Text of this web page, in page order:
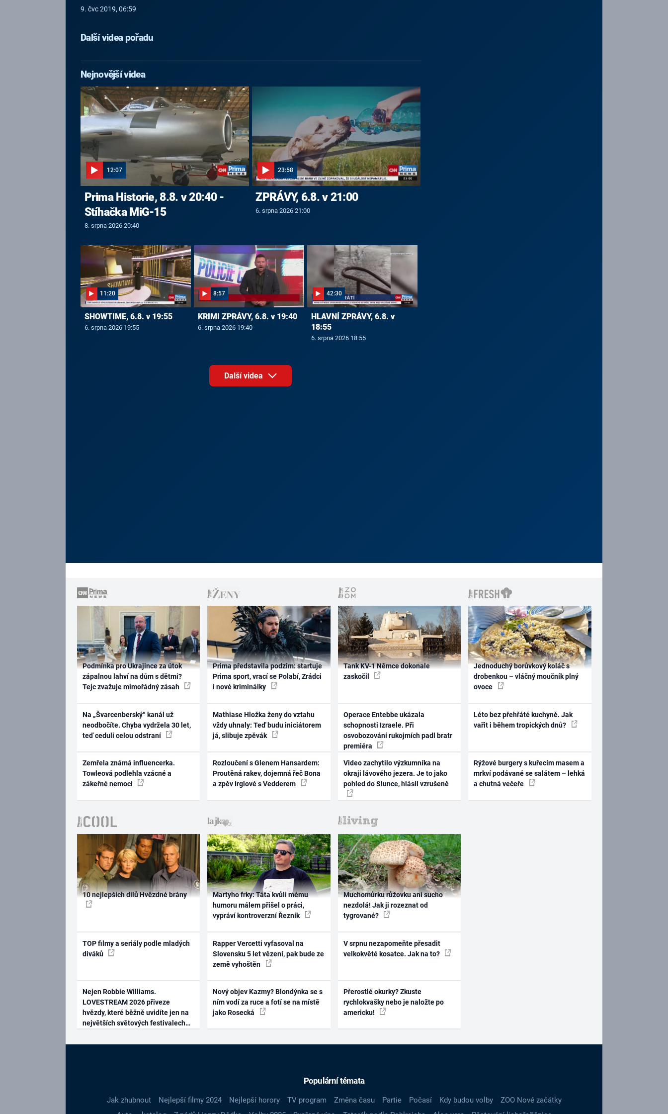
9. čvc 2019, 06:59
Další videa pořadu
Nejnovější videa
12:07
Prima Historie, 8.8. v 20:40 -
Stíhačka MiG-15
8. srpna 2026 20:40
23:58
ZPRÁVY, 6.8. v 21:00
6. srpna 2026 21:00
11:20
SHOWTIME, 6.8. v 19:55
6. srpna 2026 19:55
8:57
KRIMI ZPRÁVY, 6.8. v 19:40
6. srpna 2026 19:40
42:30
HLAVNÍ ZPRÁVY, 6.8. v
18:55
6. srpna 2026 18:55
Další videa
Podmínka pro Ukrajince za útok
zápalnou lahví na dům s dětmi?
Tejc zvažuje mimořádný zásah
Na „Švarcenberský“ kanál už
neodbočíte. Chyba vydržela 30 let,
teď ceduli celou odstraní
Zemřela známá influencerka.
Towleová podlehla vzácné a
zákeřné nemoci
Prima představila podzim: startuje
Prima sport, vrací se Polabí, Zrádci
i nové kriminálky
Mathiase Hložka ženy do vztahu
vždy uhnaly: Teď budu iniciátorem
já, slibuje zpěvák
Rozloučení s Glenem Hansardem:
Proutěná rakev, dojemná řeč Bona
a zpěv Irglové s Vedderem
Tank KV-1 Němce dokonale
zaskočil
Operace Entebbe ukázala
schopnosti Izraele. Při
osvobozování rukojmích padl bratr
premiéra
Video zachytilo výzkumníka na
okraji lávového jezera. Je to jako
pohled do Slunce, hlásil vzrušeně
Jednoduchý borůvkový koláč s
drobenkou – vláčný moučník plný
ovoce
Léto bez přehřáté kuchyně. Jak
vařit i během tropických dnů?
Rýžové burgery s kuřecím masem a
mrkví podávané se salátem – lehká
a chutná večeře
10 nejlepších dílů Hvězdné brány
TOP filmy a seriály podle mladých
diváků
Nejen Robbie Williams.
LOVESTREAM 2026 přiveze
hvězdy, které běžně uvidíte jen na
největších světových festivalech
Martyho frky: Táta kvůli mému
humoru málem přišel o práci,
vypráví kontroverzní Řezník
Rapper Vercetti vyfasoval na
Slovensku 5 let vězení, pak bude ze
země vyhoštěn
Nový objev Kazmy? Blondýnka se s
ním vodí za ruce a fotí se na místě
jako Rosecká
Muchomůrku růžovku ani sucho
nezdolá! Jak ji rozeznat od
tygrované?
V srpnu nezapomeňte přesadit
velkokvěté kosatce. Jak na to?
Přerostlé okurky? Zkuste
rychlokvašky nebo je naložte po
americku!
Populární témata
Jak zhubnout Nejlepší filmy 2024 Nejlepší horory TV program Změna času Partie Počasí Kdy budou volby
ZOO Nové začátky